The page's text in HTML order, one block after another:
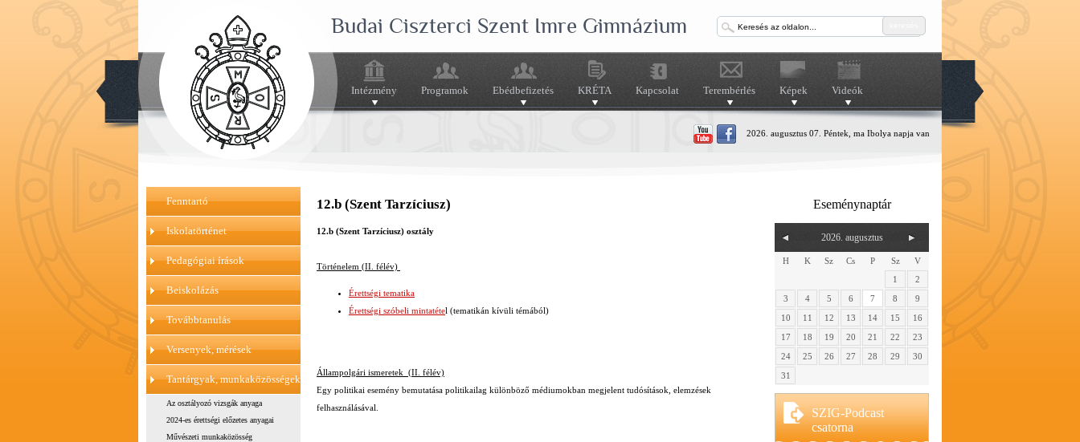
Budai Ciszterci Szent Imre Gimnázium
Intézmény Programok Ebédbefizetés KRÉTA Kapcsolat Terembérlés Képek Videók
2026. augusztus 07. Péntek, ma Ibolya napja van
Fenntartó
Iskolatörténet
Pedagógiai írások
Beiskolázás
Továbbtanulás
Versenyek, mérések
Tantárgyak, munkaközösségek
Az osztályozó vizsgák anyaga
2024-es érettségi előzetes anyagai
Művészeti munkaközösség
12.b (Szent Tarzíciusz)
12.b (Szent Tarzíciusz) osztály
Történelem (II. félév)
Érettségi tematika
Érettségi szóbeli mintatétel (tematikán kívüli témából)
Állampolgári ismeretek (II. félév)
Egy politikai esemény bemutatása politikailag különböző médiumokban megjelent tudósítások, elemzések
felhasználásával.
Eseménynaptár
2026. augusztus
H K Sz Cs P Sz
V
1
2
3
4 5 6 7 8
9
10
11 12 13 14 15
16
17
18 19 20 21 22
23
24
25 26 27 28 29
30
31
SZIG-Podcast
csatorna